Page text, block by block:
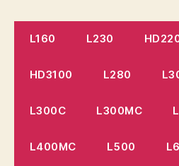
L160 L230
HD3100 L280
L300C L300MC
L400MC L500